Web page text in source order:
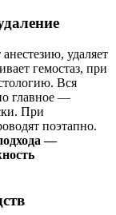
удаляет
гемостаз, при
Вся
главное —
При
поэтапно.
—